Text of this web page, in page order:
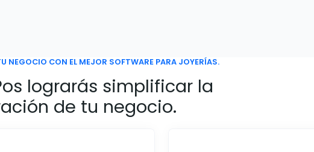
NEGOCIO CON EL MEJOR SOFTWARE PARA JOYERÍAS.
lograrás simplificar la
de tu negocio.